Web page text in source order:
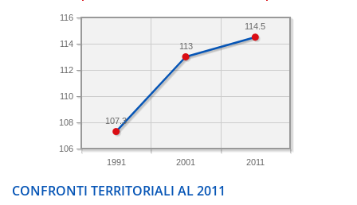
1991 2001 2011
106
108
110
112
114
116
114.5
113
107.3
CONFRONTI TERRITORIALI AL 2011